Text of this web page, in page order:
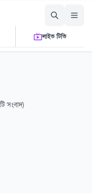
লাইভ টিভি
সংবাদ)